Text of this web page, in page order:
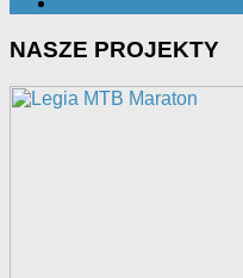
NASZE PROJEKTY